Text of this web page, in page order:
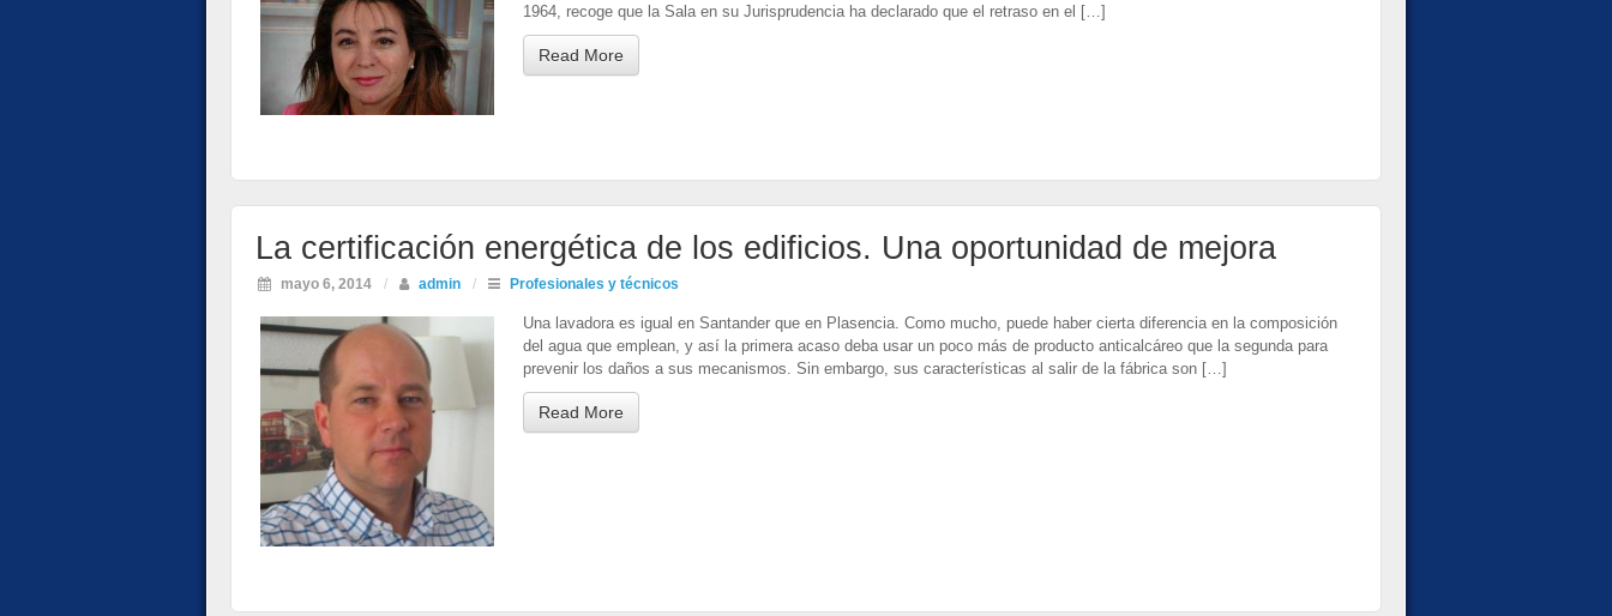
1964, recoge que la Sala en su Jurisprudencia ha declarado que el retraso en el […]
Read More
La certificación energética de los edificios. Una oportunidad de mejora
mayo 6, 2014 / admin / Profesionales y técnicos
Una lavadora es igual en Santander que en Plasencia. Como mucho, puede haber cierta diferencia en la composición
del agua que emplean, y así la primera acaso deba usar un poco más de producto anticalcáreo que la segunda para
prevenir los daños a sus mecanismos. Sin embargo, sus características al salir de la fábrica son […]
Read More